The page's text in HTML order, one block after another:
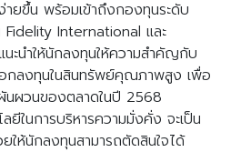
ายขึ้น พร้อมเข้าถึงกองทุนระดับ
Fidelity International และ
นะนำให้นักลงทุนให้ความสำคัญกับ
อกลงทุนในสินทรัพย์คุณภาพสูง เพื่อ
นผวนของตลาดในปี 2568
ยีในการบริหารความมั่งคั่ง จะเป็น
ห้นักลงทุนสามารถตัดสินใจได้